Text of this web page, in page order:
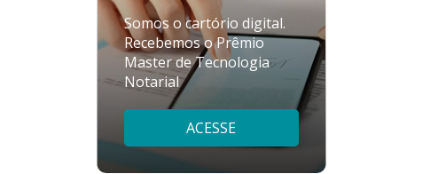
Somos o cartório digital.
Recebemos o Prêmio
Master de Tecnologia
Notarial
ACESSE